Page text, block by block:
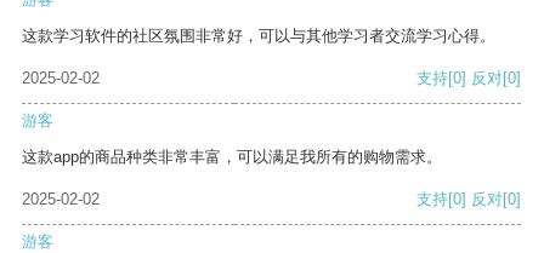
这款学习软件的社区氛围非常好，可以与其他学习者交流学习心得。
2025-02-02 支持[0] 反对[0]
游客
这款app的商品种类非常丰富，可以满足我所有的购物需求。
2025-02-02 支持[0] 反对[0]
游客